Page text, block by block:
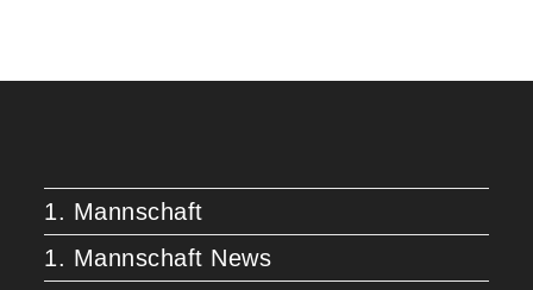
1. Mannschaft
1. Mannschaft News